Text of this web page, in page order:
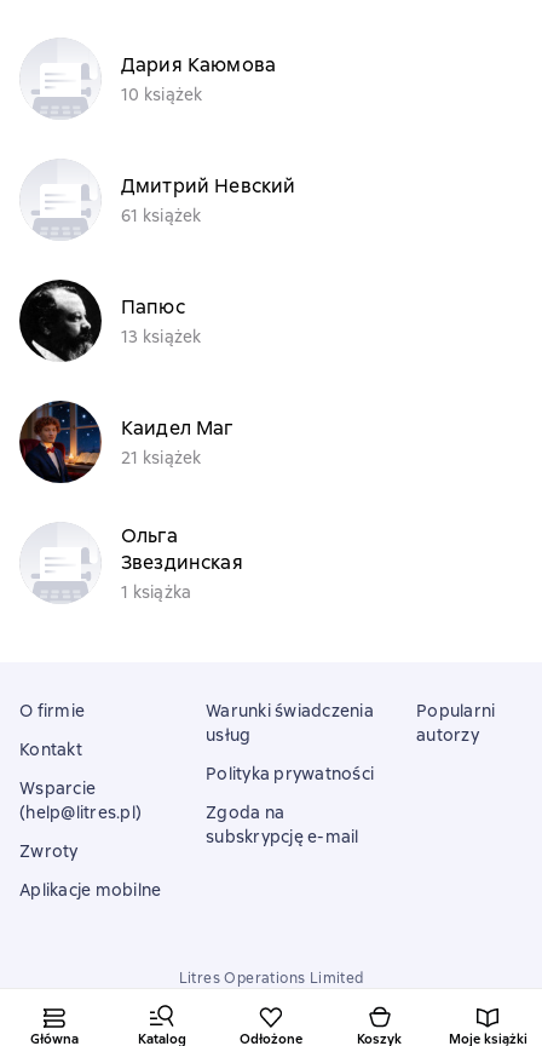
Główna Katalog Odłożone Koszyk Moje książki
Дария Каюмова
10 książek
Дмитрий Невский
61 książek
Папюс
13 książek
Каидел Маг
21 książek
Ольга
Звездинская
1 książka
O firmie
Kontakt
Wsparcie
(help@litres.pl)
Zwroty
Aplikacje mobilne
Warunki świadczenia
usług
Polityka prywatności
Zgoda na
subskrypcję e-mail
Popularni
autorzy
Litres Operations Limited